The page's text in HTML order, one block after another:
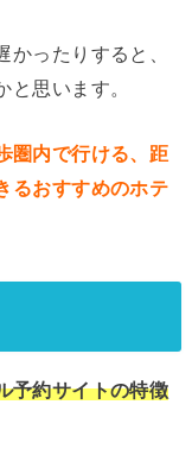
ったりすると、
思います。
圏内で行ける、距
るおすすめのホテ
予約サイトの特徴